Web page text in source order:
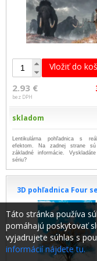
Vložiť do
2.93 €
bez DPH
skladom
Lentikulárna pohľadnica s
efektom. Na zadnej strane sú
základné informácie.
sériu?
3D pohľadnica Four
Táto stránka používa
pomáhajú poskytovať
vyjadrujete súhlas s
informácií nájdete tu.